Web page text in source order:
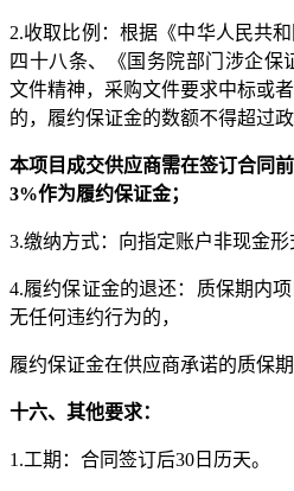
2.收取比例：根据《中华人民共
四十八条、《国务院部门涉企保
文件精神，采购文件要求中标或
的，履约保证金的数额不得超过
本项目成交供应商需在签订合同
3%作为履约保证金；
3.缴纳方式：向指定账户非现金形
4.履约保证金的退还： 质保期内
无任何违约行为的，
履约保证金在供应商承诺的质保
十六、其他要求：
1.工期 ： 合同签订后30日历天。